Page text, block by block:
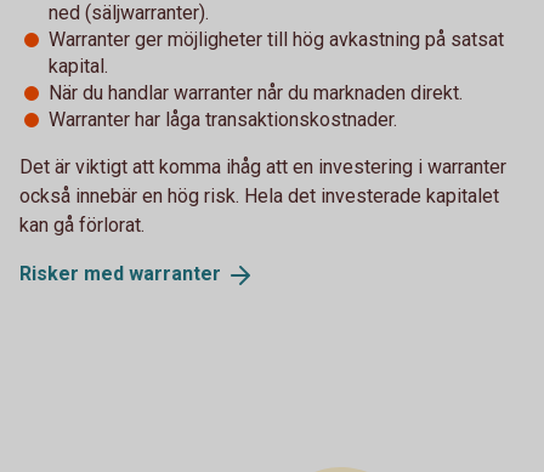
ned (säljwarranter).
Warranter ger möjligheter till hög avkastning på satsat
kapital.
När du handlar warranter når du marknaden direkt.
Warranter har låga transaktionskostnader.
Det är viktigt att komma ihåg att en investering i warranter
också innebär en hög risk. Hela det investerade kapitalet
kan gå förlorat.
Risker med warranter